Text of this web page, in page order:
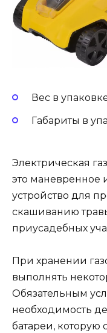
Вес в
Габариты в
Электрическая
это маневренное
устройство для
скашиванию
приусадебных
При хранении
выполнять
Обязательным
необходимость
батареи, которую